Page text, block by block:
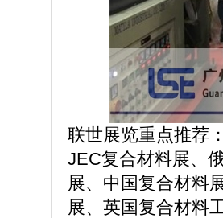
联世展览重点推荐
JEC复合材料展、
展、中国复合材料
展、英国复合材料